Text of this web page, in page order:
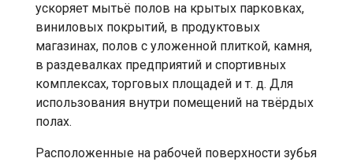
ускоряет мытьё полов на крытых парковках,
виниловых покрытий, в продуктовых
магазинах, полов с уложенной плиткой, камня,
в раздевалках предприятий и спортивных
комплексах, торговых площадей и т. д. Для
использования внутри помещений на твёрдых
полах.
Расположенные на рабочей поверхности зубья